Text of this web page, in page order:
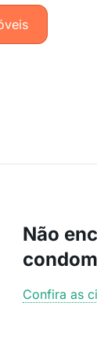
Não
Confira as